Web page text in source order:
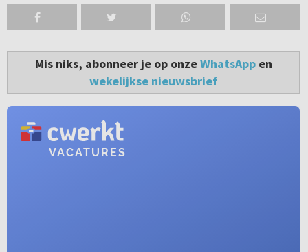
Mis niks, abonneer je op onzeWhatsAppen
wekelijkse nieuwsbrief